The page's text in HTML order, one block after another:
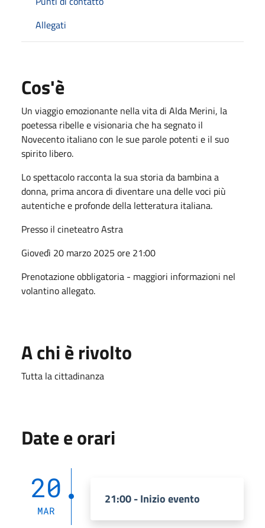
Allegati
Cos'è
Un viaggio emozionante nella vita di Alda Merini, la
poetessa ribelle e visionaria che ha segnato il
Novecento italiano con le sue parole potenti e il suo
spirito libero.
Lo spettacolo racconta la sua storia da bambina a
donna, prima ancora di diventare una delle voci più
autentiche e profonde della letteratura italiana.
Presso il cineteatro Astra
Giovedì 20 marzo 2025 ore 21:00
Prenotazione obbligatoria - maggiori informazioni nel
volantino allegato.
A chi è rivolto
Tutta la cittadinanza
Date e orari
20
MAR
21:00 - Inizio evento